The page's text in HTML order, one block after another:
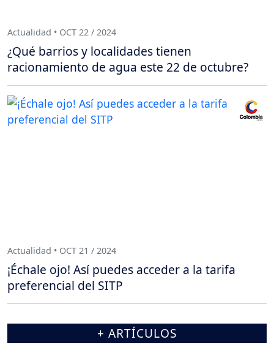
Actualidad • OCT 22 / 2024
¿Qué barrios y localidades tienen
racionamiento de agua este 22 de octubre?
Actualidad • OCT 21 / 2024
¡Échale ojo! Así puedes acceder a la tarifa
preferencial del SITP
+ ARTÍCULOS